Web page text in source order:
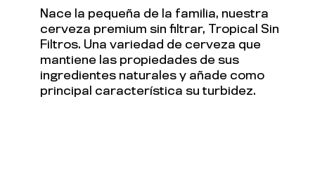
Nace la pequeña de la familia, nuestra
cerveza premium sin filtrar, Tropical Sin
Filtros. Una variedad de cerveza que
mantiene las propiedades de sus
ingredientes naturales y añade como
principal característica su turbidez.